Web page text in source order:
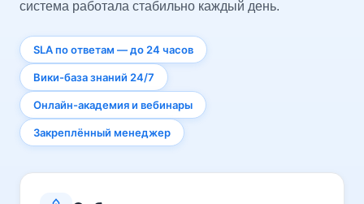
система работала стабильно каждый день.
SLA по ответам — до 24 часов
Вики-база знаний 24/7
Онлайн-академия и вебинары
Закреплённый менеджер